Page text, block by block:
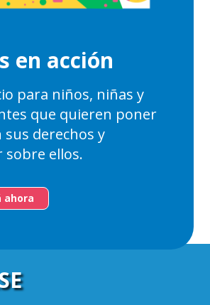
en acción
para niños, niñas y
que quieren poner
sus derechos y
sobre ellos.
ahora